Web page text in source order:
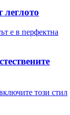
леглото
е в перфектна
този стил